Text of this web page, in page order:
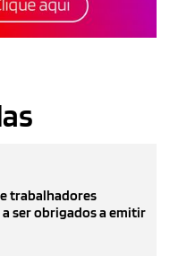
trabalhadores
ser obrigados a emitir